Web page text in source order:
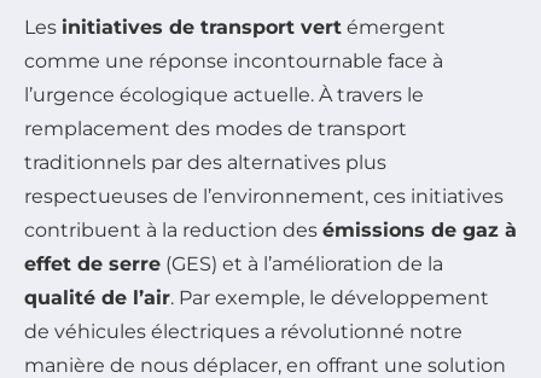
Les initiatives de transport vert émergent
comme une réponse incontournable face à
l’urgence écologique actuelle. À travers le
remplacement des modes de transport
traditionnels par des alternatives plus
respectueuses de l’environnement, ces initiatives
contribuent à la reduction des émissions de gaz à
effet de serre (GES) et à l’amélioration de la
qualité de l’air. Par exemple, le développement
de véhicules électriques a révolutionné notre
manière de nous déplacer, en offrant une solution